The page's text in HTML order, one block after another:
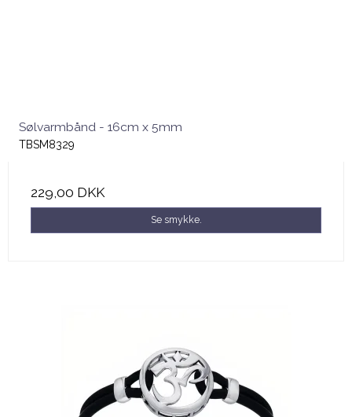
Sølvarmbånd - 16cm x 5mm
TBSM8329
229,00 DKK
Se smykke.